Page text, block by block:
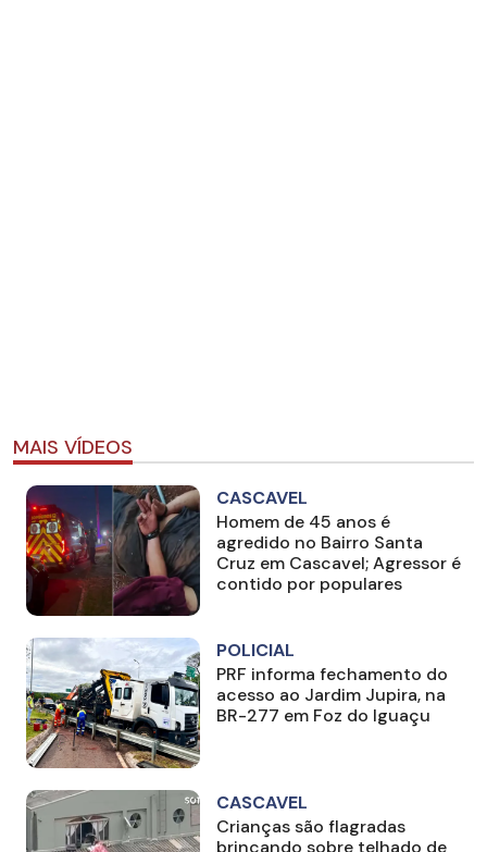
MAIS VÍDEOS
CASCAVEL
Homem de 45 anos é
agredido no Bairro Santa
Cruz em Cascavel; Agressor é
contido por populares
POLICIAL
PRF informa fechamento do
acesso ao Jardim Jupira, na
BR-277 em Foz do Iguaçu
CASCAVEL
Crianças são flagradas
brincando sobre telhado de